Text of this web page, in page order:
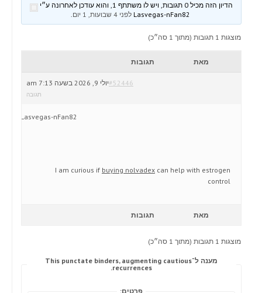
הדיון הזה מכיל 0 תגובות, ויש לו משתתף 1, והוא עודכן לאחרונה ע״י
לפני 4 שבועות, 1 יום .
מוצגות 1 תגובות (מתוך 1 סה״כ)
מאת תגובות
יולי 9, 2026 בשעה 7:13 am#52446
תגובה
Lasvegas-nFan82
I am curious if buying nolvadex can help with estrogen
control
מאת תגובות
מוצגות 1 תגובות (מתוך 1 סה״כ)
מענה ל־This punctate binders, augmenting cautious
recurrences.
פרטים: